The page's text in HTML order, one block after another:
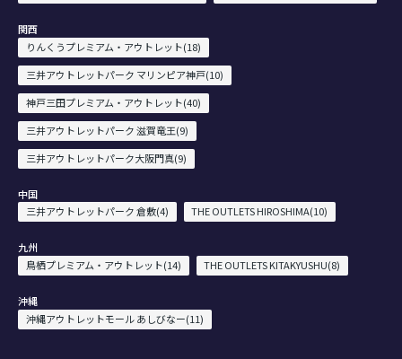
関西
りんくうプレミアム・アウトレット(18)
三井アウトレットパーク マリンピア神戸(10)
神戸三田プレミアム・アウトレット(40)
三井アウトレットパーク 滋賀竜王(9)
三井アウトレットパーク大阪門真(9)
中国
三井アウトレットパーク 倉敷(4)
THE OUTLETS HIROSHIMA(10)
九州
鳥栖プレミアム・アウトレット(14)
THE OUTLETS KITAKYUSHU(8)
沖縄
沖縄アウトレットモール あしびなー(11)